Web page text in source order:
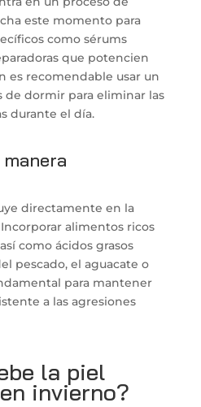
este momento para
como sérums
que potencien
es recomendable usar un
de dormir para eliminar las
durante el día.
directamente en la
alimentos ricos
como ácidos grasos
pescado, el aguacate o
para mantener
a las agresiones
la piel
invierno?